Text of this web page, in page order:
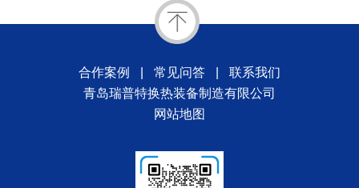
合作案例 常见问答
联系我们
青岛瑞普特换热装备制造有限公司
网站地图